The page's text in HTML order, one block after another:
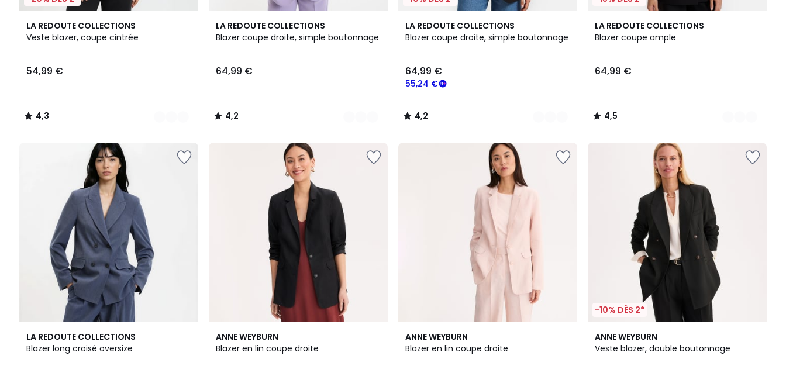
LA REDOUTE COLLECTIONS
Veste blazer, coupe cintrée
€.
54,99 €
4,3
/ 5
3
Couleurs
4,3
/
LA REDOUTE COLLECTIONS
Blazer coupe droite, simple boutonnage
64,99 €
4,2
/ 5
2
Couleurs
4,2
/
LA REDOUTE COLLECTIONS
Blazer coupe droite, simple boutonnage
55,24 €
64,99 €
4,2
/ 5
3
Couleurs
4,2
/
LA REDOUTE COLLECTIONS
Blazer coupe ample
64,99 €
4,5
/ 5
4
Couleurs
4,5
/
LA REDOUTE COLLECTIONS
Blazer long croisé oversize
ANNE WEYBURN
Blazer en lin coupe droite
2
/
ANNE WEYBURN
Blazer en lin coupe droite
2
/
2
Couleurs
-10% DÈS 2*
ANNE WEYBURN
Veste blazer, double boutonnage
4
/